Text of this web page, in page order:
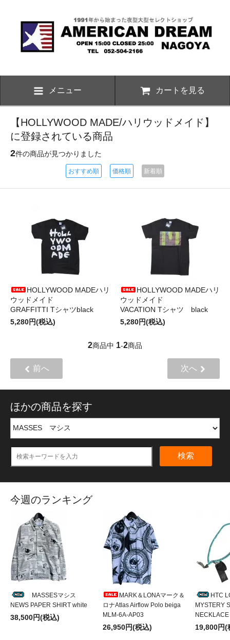
メニュー カートを見る
【HOLLYWOOD MADE/ハリウッドメイド】
に登録されている商品
2件の商品が見つかりました
おすすめ順 価格順 新着順
HOLLYWOOD MADEハリ
ウッドメイド
GRAFFITTI Tシャツblack
5,280円(税込)
HOLLYWOOD MADEハリ
ウッドメイド
VACATION Tシャツ black
5,280円(税込)
2商品中 1-2商品
前へ 次へ
ほかの商品を探す
検索
今週のランキング
MASSESマシス
NEWS PAPER SHIRT white
38,500円(税込)
MARK＆LONAマーク＆
ロナAtlas Airflow Polo beiga
MLM-6A-AP03
26,950円(税込)
HTC
MYSTERY
19,800円(